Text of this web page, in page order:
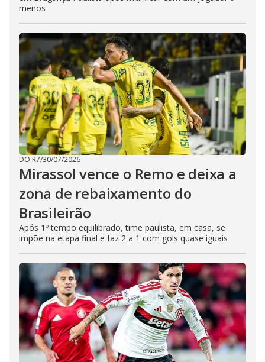
menos
DO R7/30/07/2026
Mirassol vence o Remo e deixa a
zona de rebaixamento do
Brasileirão
Após 1º tempo equilibrado, time paulista, em casa, se
impõe na etapa final e faz 2 a 1 com gols quase iguais